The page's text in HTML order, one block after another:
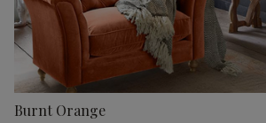
Burnt Orange